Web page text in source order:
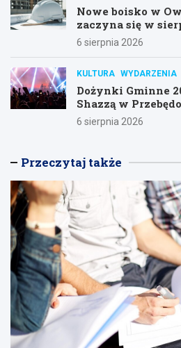
Nowe boisko w
zaczyna się w
6 sierpnia 2026
KULTURA WYDARZENIA
Dożynki Gminne
Shazzą w
6 sierpnia 2026
Przeczytaj także